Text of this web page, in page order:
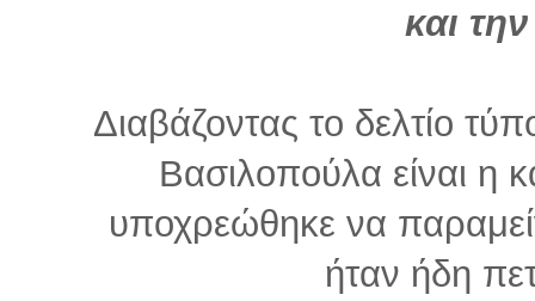
και
Διαβάζοντας το δελτίο
Βασιλοπούλα είναι η
υποχρεώθηκε να
ήταν ήδη